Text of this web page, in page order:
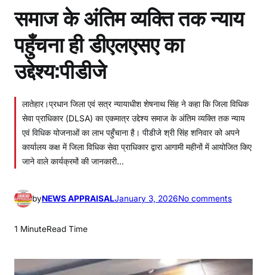
समाज के अंतिम व्यक्ति तक न्याय
पहुँचना ही डीएलएसए का
उद्देश्य:पीडीजे
लातेहार।प्रधान जिला एवं सत्र न्यायाधीश शेषनाथ सिंह ने कहा कि जिला विधिक
सेवा प्राधिकार (DLSA) का एकमात्र उद्देश्य समाज के अंतिम व्यक्ति तक न्याय
एवं विधिक योजनाओं का लाभ पहुँचाना है। पीडीजे श्री सिंह शनिवार को अपने
कार्यालय कक्ष में जिला विधिक सेवा प्राधिकार द्वारा आगामी महीनों में आयोजित किए
जाने वाले कार्यक्रमों की जानकारी…
byNEWS APPRAISALJanuary 3, 2026No commentso
1 MinuteRead Time